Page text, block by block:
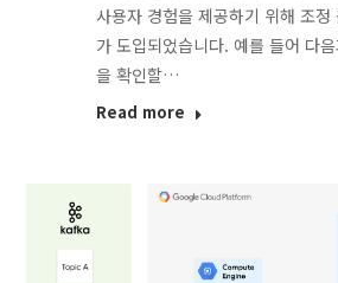
사용자 경험을 제공하기 위해 조정
가 도입되었습니다. 예를 들어 다
을 확인할…
Read more